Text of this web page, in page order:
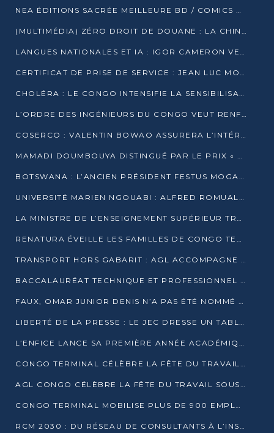
NEA ÉDITIONS SACRÉE MEILLEURE BD / COMICS D’AFRIQUE AU KENYA
(MULTIMÉDIA) ZÉRO DROIT DE DOUANE : LA CHINE ET L’AFRIQUE VERS UNE PROXIMITÉ SANS PRÉCÉDENT (PAPIER GÉNÉRAL)
LANGUES NATIONALES ET IA : IGOR CAMERON VEUT ARRIMER LA STRATÉGIE IA À LA LOI SUR LA RECHERCHE
CERTIFICAT DE PRISE DE SERVICE : JEAN LUC MOUTHOU DÉMENT UNE « FAKE NEWS »
CHOLÉRA : LE CONGO INTENSIFIE LA SENSIBILISATION AU MARCHÉ DE TALANGAÏ
L’ORDRE DES INGÉNIEURS DU CONGO VEUT RENFORCER L’ÉTHIQUE ET LA CRÉDIBILITÉ DE LA PROFESSION
COSERCO : VALENTIN BOWAO ASSURERA L’INTÉRIM À LA TÊTE DU BUREAU EXÉCUTIF NATIONAL
MAMADI DOUMBOUYA DISTINGUÉ PAR LE PRIX « SUPER GRAND BÂTISSEUR BABACAR N’DIAYE »
BOTSWANA : L’ANCIEN PRÉSIDENT FESTUS MOGAE EST MORT À 86 ANS
UNIVERSITÉ MARIEN NGOUABI : ALFRED ROMUALD NGUYA POATY SOUTIENT UNE THÈSE SUR LE PARADOXE DE LA CROISSANCE EN ZONE CEMAC
LA MINISTRE DE L’ENSEIGNEMENT SUPÉRIEUR TRACE SA FEUILLE DE ROUTE
RENATURA ÉVEILLE LES FAMILLES DE CONGO TERMINAL À LA PROTECTION DE L’ENVIRONNEMENT
TRANSPORT HORS GABARIT : AGL ACCOMPAGNE LE DÉVELOPPEMENT DU SECTEUR BRASSICOLE AU CONGO
BACCALAURÉAT TECHNIQUE ET PROFESSIONNEL : 16 352 CANDIDATS LANCÉS DANS LES ÉPREUVES D’EPS
FAUX, OMAR JUNIOR DENIS N’A PAS ÉTÉ NOMMÉ AIDE DE CAMP ADJOINT DE DENIS SASSOU NGUESSO
LIBERTÉ DE LA PRESSE : LE JEC DRESSE UN TABLEAU PRÉOCCUPANT AU CONGO
L’ENFICE LANCE SA PREMIÈRE ANNÉE ACADÉMIQUE AVEC 100 FUTURS ENSEIGNANTS
CONGO TERMINAL CÉLÈBRE LA FÊTE DU TRAVAIL AVEC SES COLLABORATEURS À POINTE-NOIRE
AGL CONGO CÉLÈBRE LA FÊTE DU TRAVAIL SOUS LE SIGNE DE LA COHÉSION
CONGO TERMINAL MOBILISE PLUS DE 900 EMPLOYÉS AUTOUR DE LA SÉCURITÉ AU TRAVAIL
RCM 2030 : DU RÉSEAU DE CONSULTANTS À L’INSTRUMENT DE PUISSANCE EN AFRIQUE FRANCOPHONE